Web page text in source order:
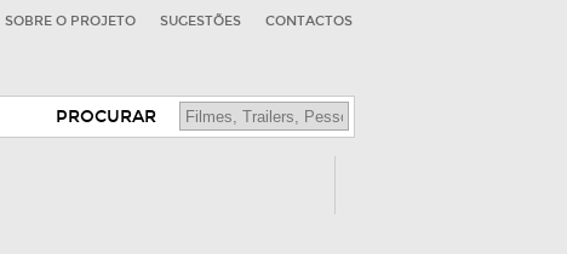
SOBRE O PROJETO SUGESTÕES CONTACTOS
PROCURAR